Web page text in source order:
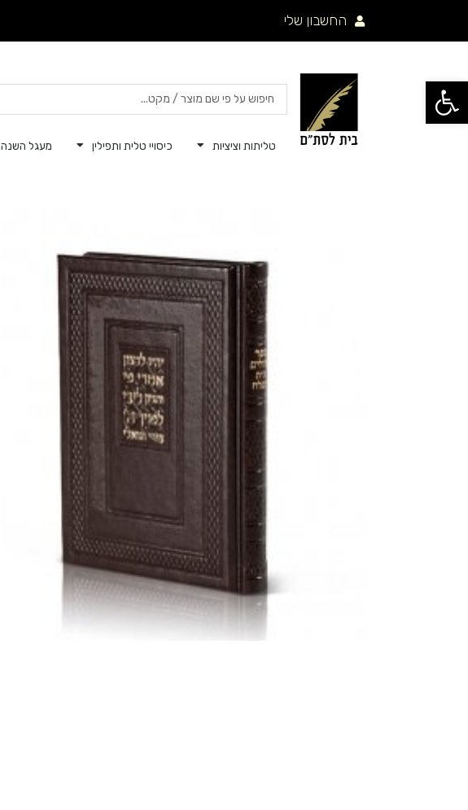
פתח סרגל נגישות
החשבון שלי
Search
...
טליתות וציציות כיסויי טלית ותפילין מעגל השנה